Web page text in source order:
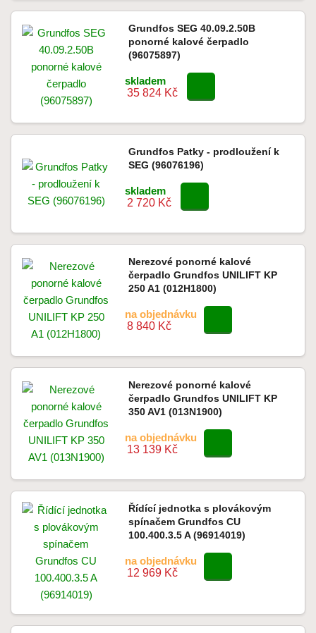
Grundfos SEG 40.09.2.50B
ponorné kalové čerpadlo
(96075897)
skladem
35 824 Kč
Grundfos Patky - prodloužení k
SEG (96076196)
skladem
2 720 Kč
Nerezové ponorné kalové
čerpadlo Grundfos UNILIFT KP
250 A1 (012H1800)
na objednávku
8 840 Kč
Nerezové ponorné kalové
čerpadlo Grundfos UNILIFT KP
350 AV1 (013N1900)
na objednávku
13 139 Kč
Řídící jednotka s plovákovým
spínačem Grundfos CU
100.400.3.5 A (96914019)
na objednávku
12 969 Kč